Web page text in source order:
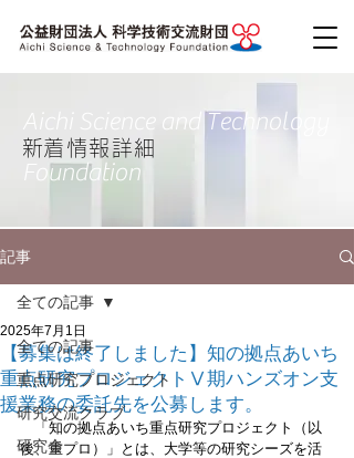
Aichi Science and Technology
Foundation
​新着情報詳細
記事
全ての記事
重点研究プロジェクト
研究交流クラブ
研究会
全ての記事
【募集は終了しました】知の拠点あいち
重点研究プロジェクトⅤ期ハンズオン支
援業務の委託先を公募します。
2025年7月1日
「知の拠点あいち重点研究プロジェクト（以
後、重プロ）」とは、大学等の研究シーズを活